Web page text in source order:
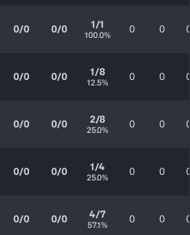
0/0 0/0 1/1
100.0% 0 0
0/0 0/0 1/8
12.5% 0 0
0/0 0/0 2/8
25.0% 0 0
0/0 0/0 1/4
25.0% 0 0
0/0 0/0 4/7
57.1% 0 0